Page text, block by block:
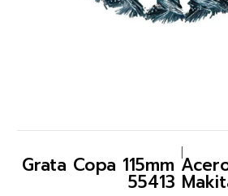
Grata Copa 115mm
55413